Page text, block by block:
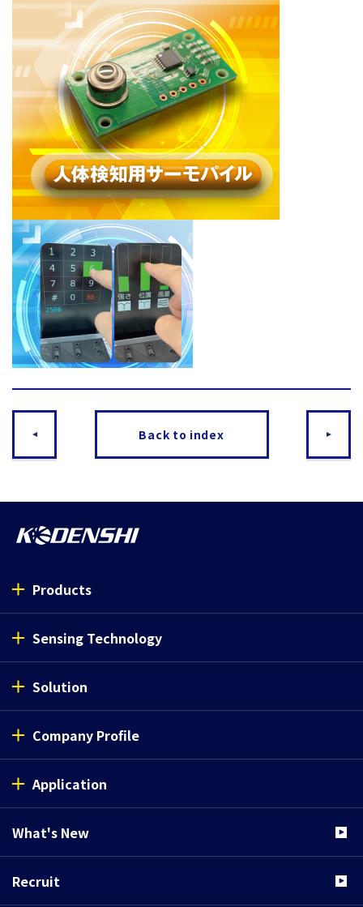
Back to index
Products
Sensing Technology
Solution
Company Profile
Application
What's New
Recruit